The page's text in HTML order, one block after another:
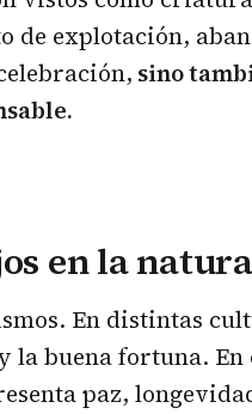
de explotación,
sino
en la
En distintas
la buena fortuna. En
paz,